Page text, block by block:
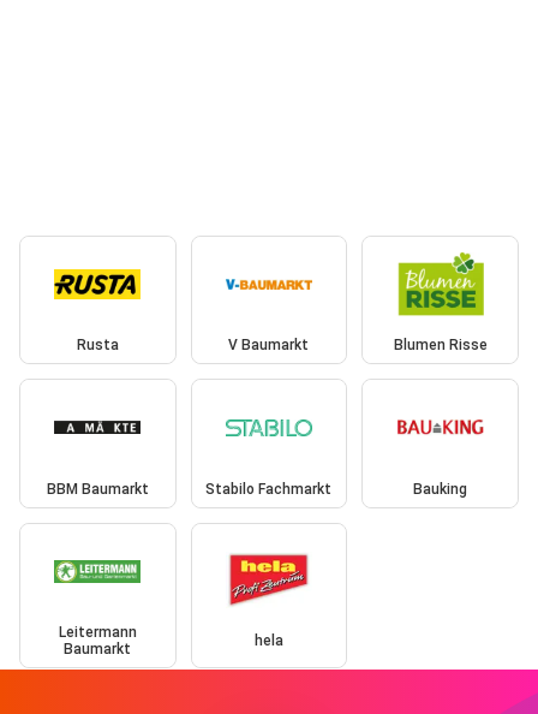
Rusta V Baumarkt Blumen Risse
BBM Baumarkt Stabilo Fachmarkt Bauking
Leitermann
Baumarkt
hela